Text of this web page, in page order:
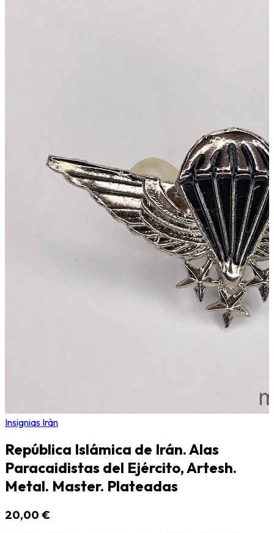
Insignias Irán
República Islámica de Irán. Alas
Paracaidistas del Ejército, Artesh.
Metal. Master. Plateadas
20,00 €